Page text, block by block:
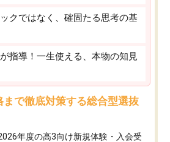
クではなく、確固たる思考の基
指導！一生使える、本物の知見
で徹底対策する総合型選抜
年度の高3向け新規体験・入会受